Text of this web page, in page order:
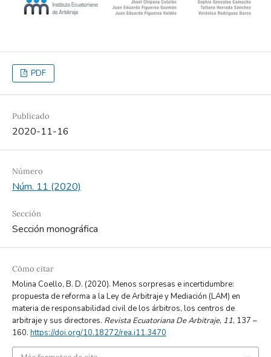
PDF
Publicado
2020-11-16
Número
Núm. 11 (2020)
Sección
Sección monográfica
Cómo citar
Molina Coello, B. D. (2020). Menos sorpresas e incertidumbre:
propuesta de reforma a la Ley de Arbitraje y Mediación (LAM) en
materia de responsabilidad civil de los árbitros, los centros de
arbitraje y sus directores. Revista Ecuatoriana De Arbitraje, 11, 137 –
160. https://doi.org/10.18272/rea.i11.3470